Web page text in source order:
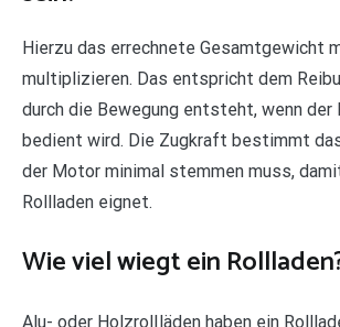
Hierzu das errechnete Gesamtgewicht
multiplizieren. Das entspricht dem
durch die Bewegung entsteht, wenn der
bedient wird. Die Zugkraft bestimmt
der Motor minimal stemmen muss,
Rollladen eignet.
Wie viel wiegt ein
Alu- oder HolzrolIläden haben ein